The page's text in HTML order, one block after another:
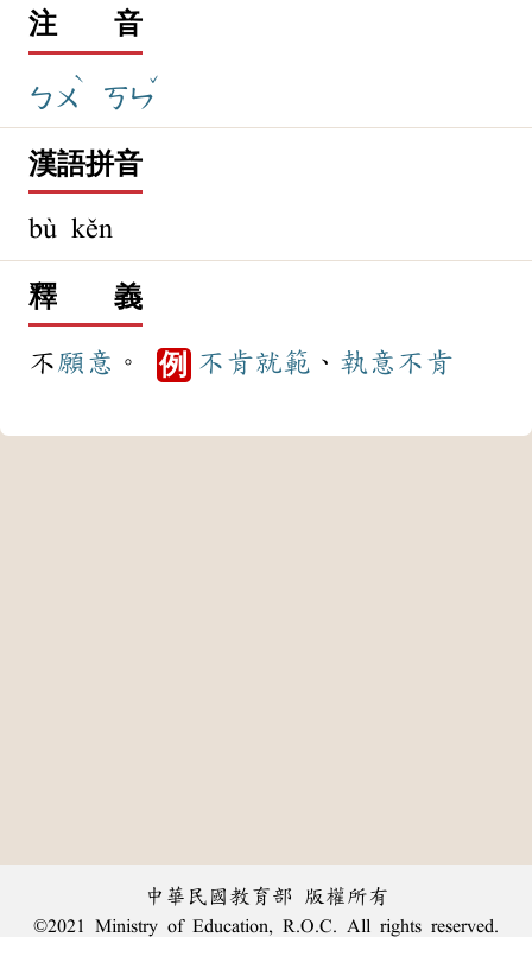
注 音
ㄅㄨ
ˋ
ㄎㄣ
ˇ
漢語拼音
bù kěn
釋 義
不願意 。 例 不肯就範 、 執意 不肯
中華民國教育部 版權所有
©2021 Ministry of Education, R.O.C. All rights reserved.